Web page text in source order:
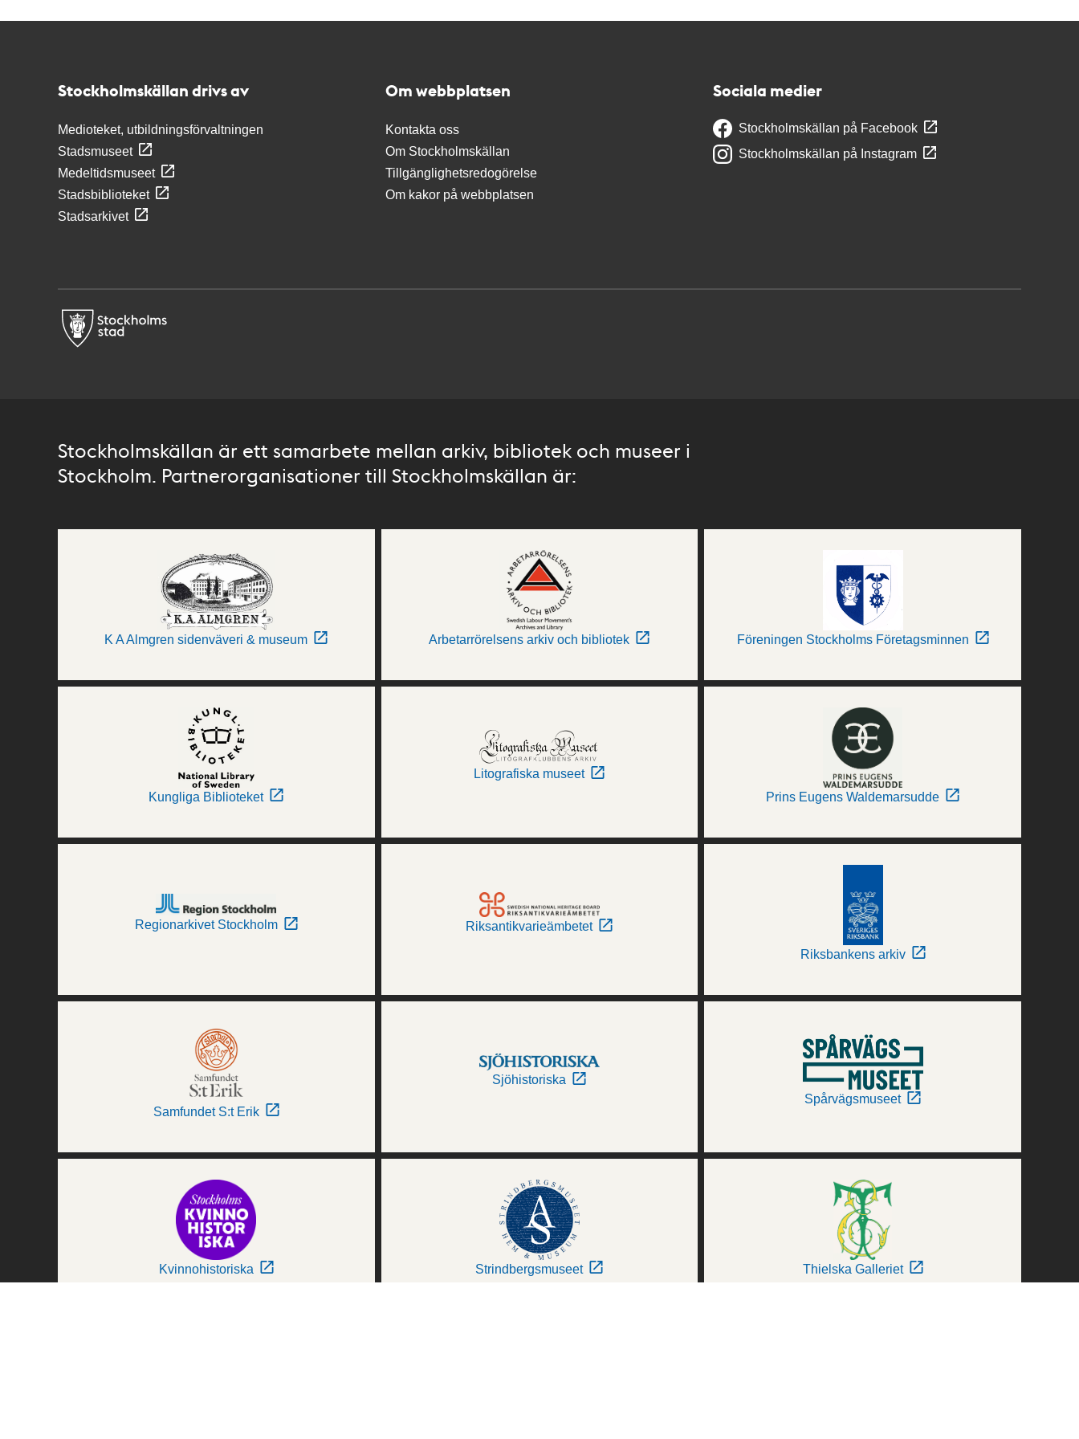
Stockholmskällan drivs av
Medioteket, utbildningsförvaltningen
Stadsmuseet
Medeltidsmuseet
Stadsbiblioteket
Stadsarkivet
Om webbplatsen
Kontakta oss
Om Stockholmskällan
Tillgänglighetsredogörelse
Om kakor på webbplatsen
Sociala medier
Stockholmskällan på Facebook
Stockholmskällan på Instagram
Stockholmskällan är ett samarbete mellan arkiv, bibliotek och museer i
Stockholm. Partnerorganisationer till Stockholmskällan är:
K A Almgren sidenväveri & museum Arbetarrörelsens arkiv och bibliotek Föreningen Stockholms Företagsminnen
Kungliga Biblioteket
Litografiska museet
Prins Eugens Waldemarsudde
Regionarkivet Stockholm Riksantikvarieämbetet
Riksbankens arkiv
Samfundet S:t Erik
Sjöhistoriska
Spårvägsmuseet
Kvinnohistoriska Strindbergsmuseet Thielska Galleriet